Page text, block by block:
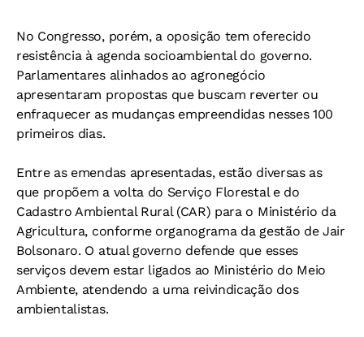
No Congresso, porém, a oposição tem oferecido
resistência à agenda socioambiental do governo.
Parlamentares alinhados ao agronegócio
apresentaram propostas que buscam reverter ou
enfraquecer as mudanças empreendidas nesses 100
primeiros dias.
Entre as emendas apresentadas, estão diversas as
que propõem a volta do Serviço Florestal e do
Cadastro Ambiental Rural (CAR) para o Ministério da
Agricultura, conforme organograma da gestão de Jair
Bolsonaro. O atual governo defende que esses
serviços devem estar ligados ao Ministério do Meio
Ambiente, atendendo a uma reivindicação dos
ambientalistas.